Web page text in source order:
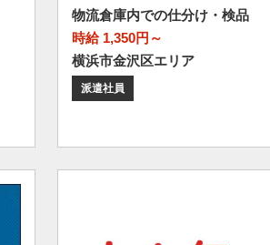
物流倉庫内での仕分け・検品
時給 1,350円～
横浜市金沢区エリア
派遣社員